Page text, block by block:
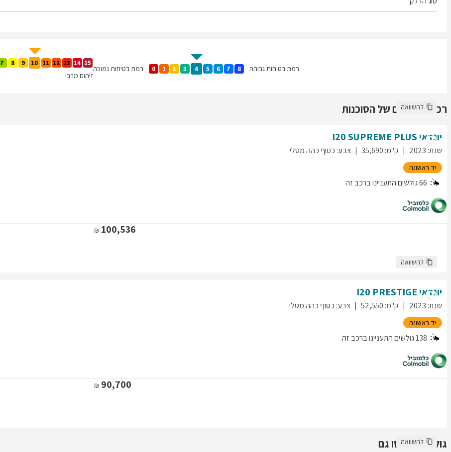
רמת בטיחות גבוהה 0 1 2 3 4 5 6 7 8 רמת בטיחות נמוכה
7 8 9 10 11 12 13 14 15
זיהום מרבי
רכבים נוספים של הסוכנות
להשוואה
יונדאי I20SUPREME PLUS
שנת:
2023 ק"מ:
35,690 צבע: כסוף כהה מטלי
יד ראשונה
66גולשים התעניינו ברכב זה
100,536
להשוואה
יונדאי I20 PRESTIGE
שנת:
2023 ק"מ:
52,550 צבע: כסוף כהה מטלי
יד ראשונה
138גולשים התעניינו ברכב זה
90,700
גולשים חיפשו גם
להשוואה